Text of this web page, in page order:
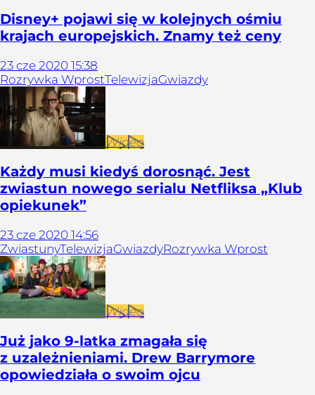
Disney+ pojawi się w kolejnych ośmiu
krajach europejskich. Znamy też ceny
23 cze 2020 15:38
Rozrywka WprostTelewizjaGwiazdy
Wideo
Każdy musi kiedyś dorosnąć. Jest
zwiastun nowego serialu Netfliksa „Klub
opiekunek”
23 cze 2020 14:56
ZwiastunyTelewizjaGwiazdyRozrywka Wprost
Wideo
Już jako 9-latka zmagała się
z uzależnieniami. Drew Barrymore
opowiedziała o swoim ojcu